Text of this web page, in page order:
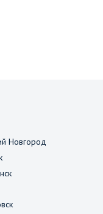
Новгород